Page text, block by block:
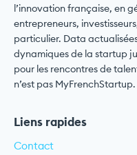
l’innovation française, en
entrepreneurs,
particulier. Data
dynamiques de la startup
pour les rencontres de
n’est pas MyFrenchStartup.
Liens rapides
Contact